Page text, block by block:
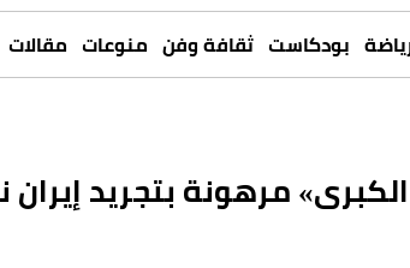
بودكاست ثقافة وفن منوعات مقالات
مرهونة بتجريد إيران